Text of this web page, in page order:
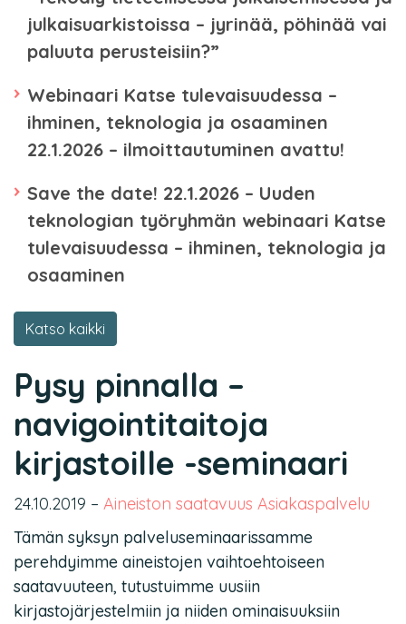
julkaisuarkistoissa – jyrinää, pöhinää vai
paluuta perusteisiin?”
Webinaari Katse tulevaisuudessa –
ihminen, teknologia ja osaaminen
22.1.2026 – ilmoittautuminen avattu!
Save the date! 22.1.2026 – Uuden
teknologian työryhmän webinaari Katse
tulevaisuudessa – ihminen, teknologia ja
osaaminen
Katso kaikki
Pysy pinnalla –
navigointitaitoja
kirjastoille -seminaari
24.10.2019 – Aineiston saatavuus Asiakaspalvelu
Tämän syksyn palveluseminaarissamme
perehdyimme aineistojen vaihtoehtoiseen
saatavuuteen, tutustuimme uusiin
kirjastojärjestelmiin ja niiden ominaisuuksiin